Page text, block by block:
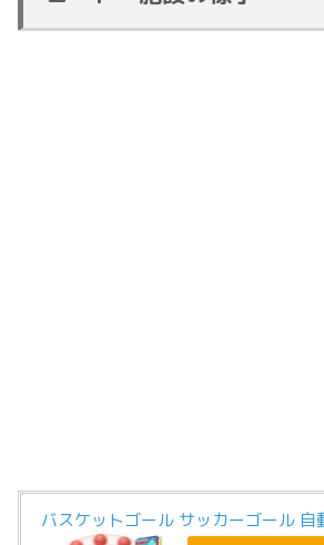
バスケットゴール サッカーゴール 自